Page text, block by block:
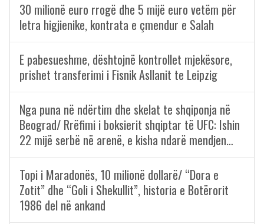
30 milionë euro rrogë dhe 5 mijë euro vetëm për
letra higjienike, kontrata e çmendur e Salah
E pabesueshme, dështojnë kontrollet mjekësore,
prishet transferimi i Fisnik Asllanit te Leipzig
Nga puna në ndërtim dhe skelat te shqiponja në
Beograd/ Rrëfimi i boksierit shqiptar të UFC: Ishin
22 mijë serbë në arenë, e kisha ndarë mendjen…
Topi i Maradonës, 10 milionë dollarë/ “Dora e
Zotit” dhe “Goli i Shekullit”, historia e Botërorit
1986 del në ankand